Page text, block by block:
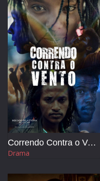
Correndo Contra o Vento
Drama